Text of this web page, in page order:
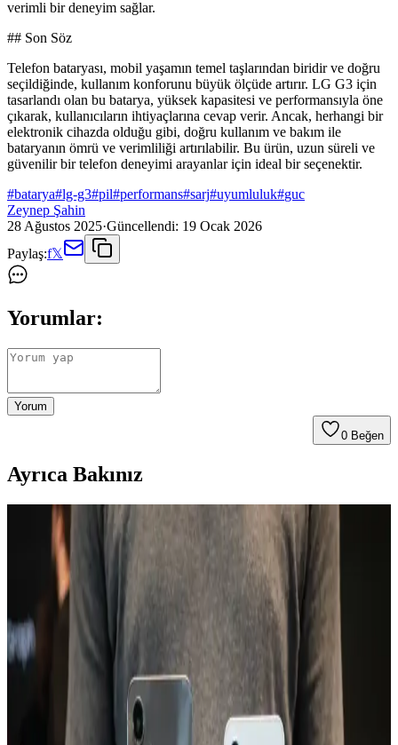
verimli bir deneyim sağlar.
## Son Söz
Telefon bataryası, mobil yaşamın temel taşlarından biridir ve doğru
seçildiğinde, kullanım konforunu büyük ölçüde artırır. LG G3 için
tasarlandı olan bu batarya, yüksek kapasitesi ve performansıyla öne
çıkarak, kullanıcıların ihtiyaçlarına cevap verir. Ancak, herhangi bir
elektronik cihazda olduğu gibi, doğru kullanım ve bakım ile
bataryanın ömrü ve verimliliği artırılabilir. Bu ürün, uzun süreli ve
güvenilir bir telefon deneyimi arayanlar için ideal bir seçenektir.
#batarya#lg-g3#pil#performans#sarj#uyumluluk#guc
Zeynep Şahin
28 Ağustos 2025·Güncellendi: 19 Ocak 2026
Paylaş:f𝕏
Yorumlar:
Yorum
0 Beğen
Ayrıca Bakınız
Multimetrelerde Şarjlı Batarya Kullanımı ve
Karşılaşılan Teknik Sorunlar
Multimetrelerde standart 9V pil yerine şarjlı batarya kullanımı teknik
ve güvenlik sorunları doğurabilir. Step-up dönüştürücü ve koruma
devreleriyle ilgili problemler ölçüm doğruluğunu etkiler.
Kablosuz Dikey Süpürge Seçiminde Dayanıklılık,
Performans ve Öne Çıkan Modellerin İncelenmesi
Kablosuz dikey süpürgelerde batarya ömrü, yedek parça erişimi ve
düzenli bakımın önemi vurgulanıyor. Dyson, Miele ve Henry Quick
gibi modellerin avantajları ve dezavantajları detaylandırılıyor.